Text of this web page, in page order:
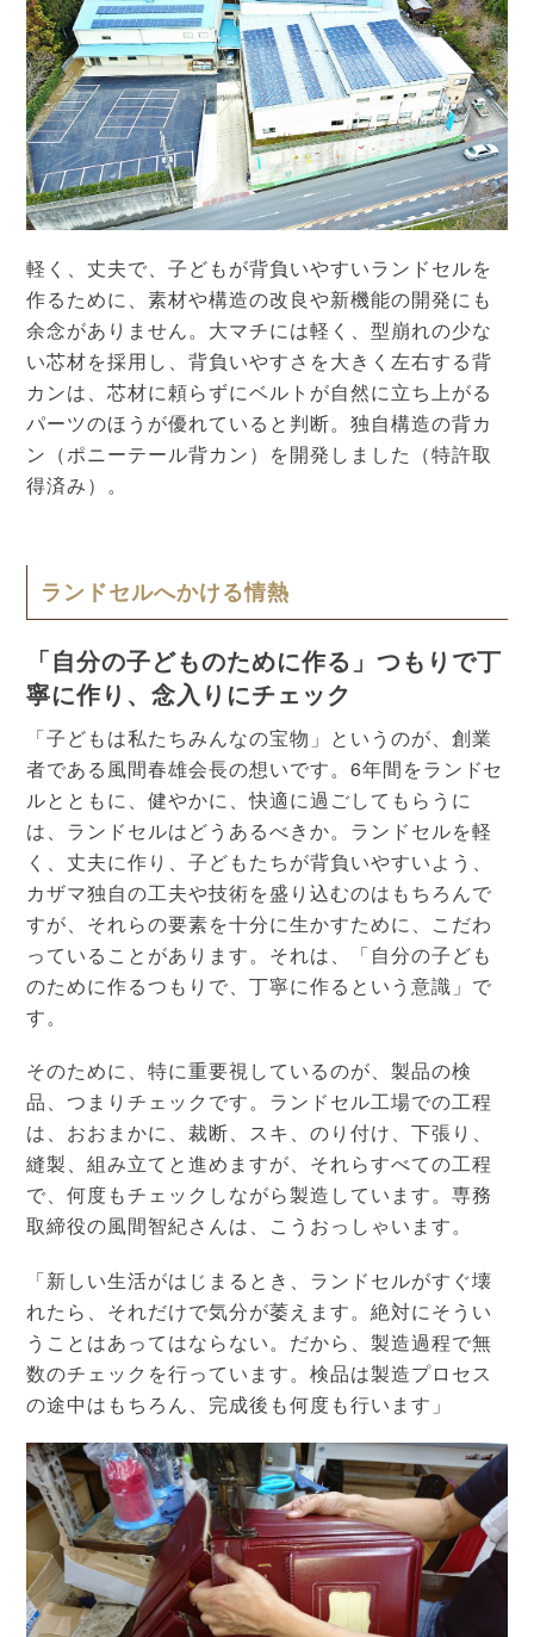
軽く、丈夫で、子どもが背負いやすいランドセルを
作るために、素材や構造の改良や新機能の開発にも
余念がありません。大マチには軽く、型崩れの少な
い芯材を採用し、背負いやすさを大きく左右する背
カンは、芯材に頼らずにベルトが自然に立ち上がる
パーツのほうが優れていると判断。独自構造の背カ
ン（ポニーテール背カン）を開発しました（特許取
得済み）。
ランドセルへかける情熱
「自分の子どものために作る」つもりで丁
寧に作り、念入りにチェック
「子どもは私たちみんなの宝物」というのが、創業
者である風間春雄会長の想いです。6年間をランドセ
ルとともに、健やかに、快適に過ごしてもらうに
は、ランドセルはどうあるべきか。ランドセルを軽
く、丈夫に作り、子どもたちが背負いやすいよう、
カザマ独自の工夫や技術を盛り込むのはもちろんで
すが、それらの要素を十分に生かすために、こだわ
っていることがあります。それは、「自分の子ども
のために作るつもりで、丁寧に作るという意識」で
す。
そのために、特に重要視しているのが、製品の検
品、つまりチェックです。ランドセル工場での工程
は、おおまかに、裁断、スキ、のり付け、下張り、
縫製、組み立てと進めますが、それらすべての工程
で、何度もチェックしながら製造しています。専務
取締役の風間智紀さんは、こうおっしゃいます。
「新しい生活がはじまるとき、ランドセルがすぐ壊
れたら、それだけで気分が萎えます。絶対にそうい
うことはあってはならない。だから、製造過程で無
数のチェックを行っています。検品は製造プロセス
の途中はもちろん、完成後も何度も行います」